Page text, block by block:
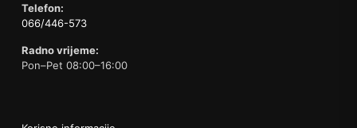
Telefon:
066/446-573
Radno vrijeme:
Pon–Pet 08:00–16:00